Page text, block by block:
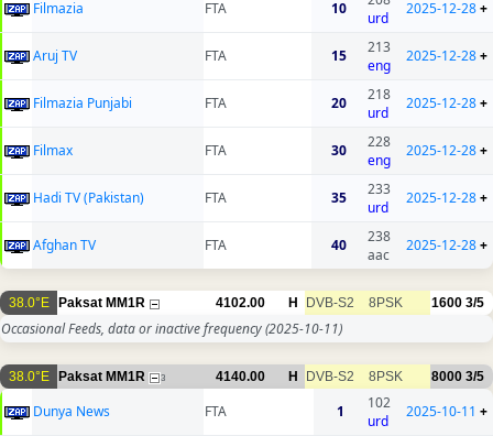
Filmazia FTA 10
urd
2025-12-28+
Aruj TV FTA 15
213
eng
2025-12-28+
Filmazia Punjabi FTA 20
218
urd
2025-12-28+
Filmax FTA 30
228
eng
2025-12-28+
Hadi TV (Pakistan) FTA 35
233
urd
2025-12-28+
Afghan TV FTA 40
238
aac
2025-12-28+
38.0°E Paksat MM1R 4102.00 H DVB-S2 8PSK 1600 3/5
Occasional Feeds, data or inactive frequency(2025-10-11)
38.0°E Paksat MM1R 3 4140.00 H DVB-S2 8PSK 8000 3/5
Dunya News FTA 1
102
urd
2025-10-11 +